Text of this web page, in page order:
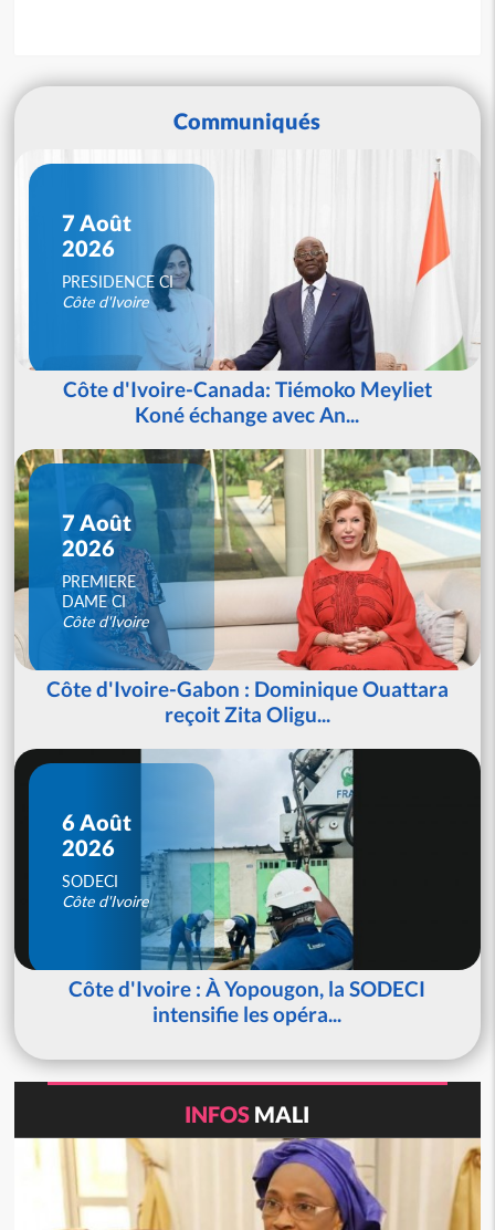
Communiqués
7 Août
2026
PRESIDENCE CI
Côte d'Ivoire
Côte d'Ivoire-Canada: Tiémoko Meyliet
Koné échange avec An...
7 Août
2026
PREMIERE
DAME CI
Côte d'Ivoire
Côte d'Ivoire-Gabon : Dominique Ouattara
reçoit Zita Oligu...
6 Août
2026
SODECI
Côte d'Ivoire
Côte d'Ivoire : À Yopougon, la SODECI
intensifie les opéra...
INFOS MALI